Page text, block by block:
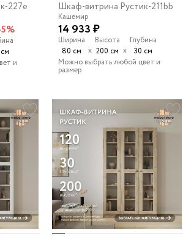
227e
и
Шкаф-витрина Рустик-211bb
Кашемир
14 933 ₽
Ширина
80 см
х
Высота
200 см х
Глубина
30 см
Можно выбрать любой цвет и
размер